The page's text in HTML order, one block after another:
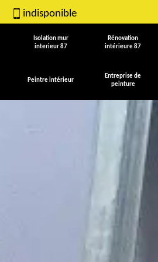
indisponible
Isolation mur
interieur 87
Rénovation
intérieure 87
Peintre intérieur
Entreprise de
peinture